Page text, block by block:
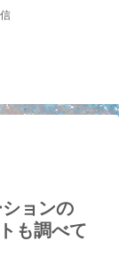
ョンの
も調べて